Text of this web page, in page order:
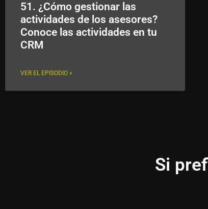
51. ¿Cómo gestionar las
actividades de los asesores?
Conoce las actividades en tu
CRM
VER EL EPISODIO »
Si